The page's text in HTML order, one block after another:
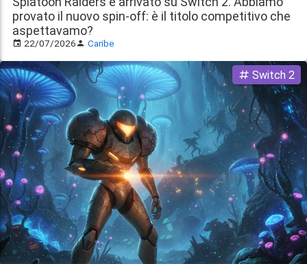
provato il nuovo spin-off: è il titolo competitivo che
aspettavamo?
22/07/2026 Caribe
Switch 2